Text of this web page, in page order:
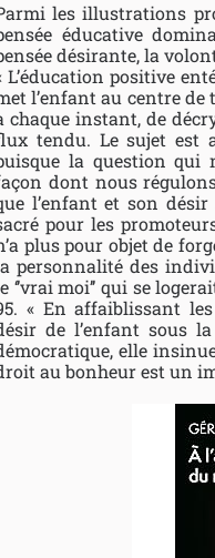
les illustrations
éducative
désirante, la
L’éducation positive
l’enfant au centre de
chaque instant, de
tendu. Le sujet est
la question qui
dont nous
l’enfant et son
pour les
plus pour objet de
personnalité des
‘’vrai moi’’ qui se
« En affaiblissant
de l’enfant sous
elle
au bonheur est un